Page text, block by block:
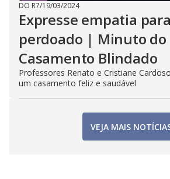
DO R7/19/03/2024
Expresse empatia
perdoado | Minuto do
Casamento Blindado
Professores Renato e Cristiane
um casamento feliz e saudável
VEJA MAIS